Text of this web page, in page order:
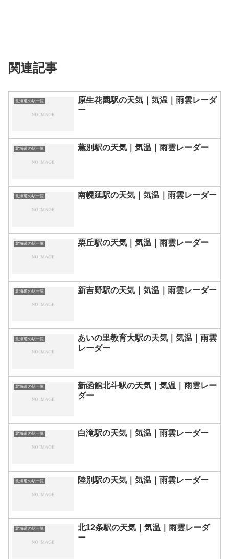
関連記事
北海道の駅一覧
原生花園駅の天気｜気温｜雨雲レーダ
ー
北海道の駅一覧 薫別駅の天気｜気温｜雨雲レーダー
北海道の駅一覧 南幌延駅の天気｜気温｜雨雲レーダー
北海道の駅一覧 栗丘駅の天気｜気温｜雨雲レーダー
北海道の駅一覧 新吉野駅の天気｜気温｜雨雲レーダー
北海道の駅一覧
あいの里教育大駅の天気｜気温｜雨雲
レーダー
北海道の駅一覧
新函館北斗駅の天気｜気温｜雨雲レー
ダー
北海道の駅一覧 白滝駅の天気｜気温｜雨雲レーダー
北海道の駅一覧 陸別駅の天気｜気温｜雨雲レーダー
北海道の駅一覧
北12条駅の天気｜気温｜雨雲レーダ
ー